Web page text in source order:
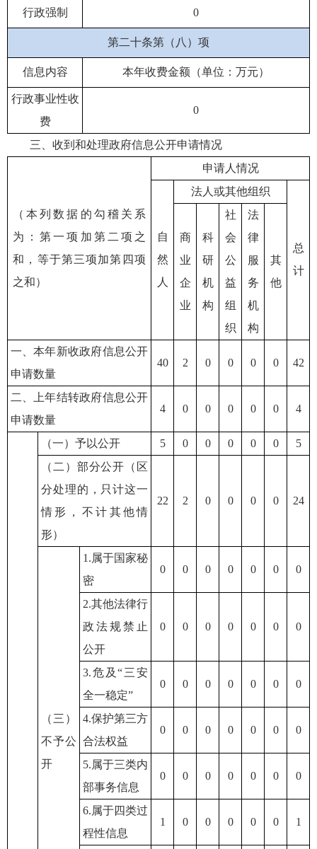
行政强制 0
第二十条第（八）项
信息内容 本年收费金额（单位：万元）
行政事业性收
费
0
三、收到和处理政府信息公开申请情况
（本列数据的勾稽关系
为：第一项加第二项之
和，等于第三项加第四项
之和）
申请人情况
自
然
人
法人或其他组织
总
计
商
业
企
业
科
研
机
构
社
会
公
益
组
织
法
律
服
务
机
构
其
他
一、本年新收政府信息公开
申请数量
40 2 0 0 0 0 42
二、上年结转政府信息公开
申请数量
4 0 0 0 0 0 4
（一）予以公开 5 0 0 0 0 0
5
（二）部分公开（区
分处理的，只计这一
情形，不计其他情
形）
22 2 0 0 0 0 24
（三）
不予公
开
1.属于国家秘
密
0 0 0 0 0 0 0
2.其他法律行
政法规禁止
公开
0 0 0 0 0 0 0
3.危及“三安
全一稳定”
0 0 0 0 0 0 0
4.保护第三方
合法权益
0 0 0 0 0 0 0
5.属于三类内
部事务信息
0 0 0 0 0 0 0
6.属于四类过
程性信息
1 0 0 0 0 0 1